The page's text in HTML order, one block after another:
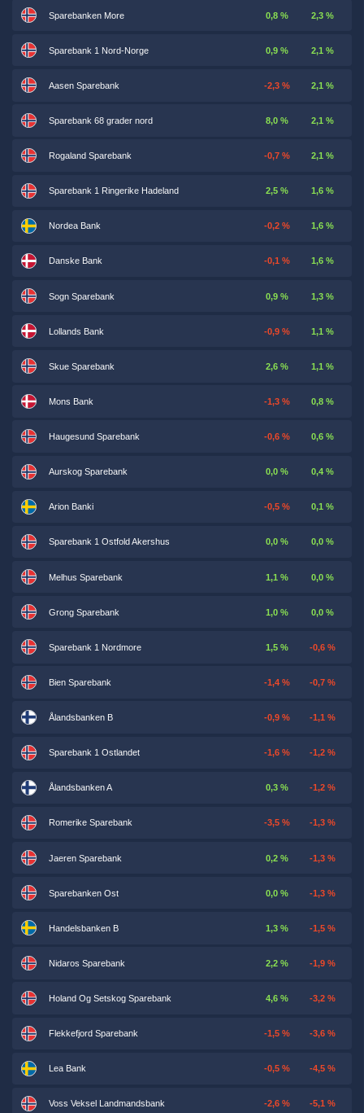
Sparebanken More 0,8 % 2,3 %
Sparebank 1 Nord-Norge 0,9 % 2,1 %
Aasen Sparebank -2,3 % 2,1 %
Sparebank 68 grader nord 8,0 % 2,1 %
Rogaland Sparebank -0,7 % 2,1 %
Sparebank 1 Ringerike Hadeland 2,5 % 1,6 %
Nordea Bank -0,2 % 1,6 %
Danske Bank -0,1 % 1,6 %
Sogn Sparebank 0,9 % 1,3 %
Lollands Bank -0,9 % 1,1 %
Skue Sparebank 2,6 % 1,1 %
Mons Bank -1,3 % 0,8 %
Haugesund Sparebank -0,6 % 0,6 %
Aurskog Sparebank 0,0 % 0,4 %
Arion Banki -0,5 % 0,1 %
Sparebank 1 Ostfold Akershus 0,0 % 0,0 %
Melhus Sparebank 1,1 % 0,0 %
Grong Sparebank 1,0 % 0,0 %
Sparebank 1 Nordmore 1,5 % -0,6 %
Bien Sparebank -1,4 % -0,7 %
Ålandsbanken B -0,9 % -1,1 %
Sparebank 1 Ostlandet -1,6 % -1,2 %
Ålandsbanken A 0,3 % -1,2 %
Romerike Sparebank -3,5 % -1,3 %
Jaeren Sparebank 0,2 % -1,3 %
Sparebanken Ost 0,0 % -1,3 %
Handelsbanken B 1,3 % -1,5 %
Nidaros Sparebank 2,2 % -1,9 %
Holand Og Setskog Sparebank 4,6 % -3,2 %
Flekkefjord Sparebank -1,5 % -3,6 %
Lea Bank -0,5 % -4,5 %
Voss Veksel Landmandsbank -2,6 % -5,1 %